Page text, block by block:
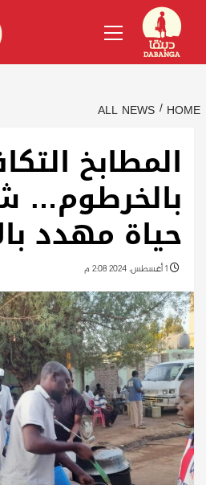
content
Menu
HOME
ALL NEWS
المطابخ
بالخرطوم…
حياة مهدد